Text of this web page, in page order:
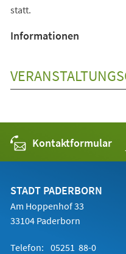
statt.
Informationen
Kontaktformular
STADT PADERBORN
Am Hoppenhof 33
33104 Paderborn
Telefon: 05251 88-0